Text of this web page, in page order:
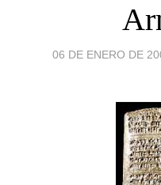
06 DE ENERO DE